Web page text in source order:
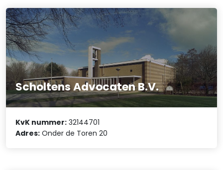
Scholtens Advocaten B.V.
KvK nummer: 32144701
Adres: Onder de Toren 20